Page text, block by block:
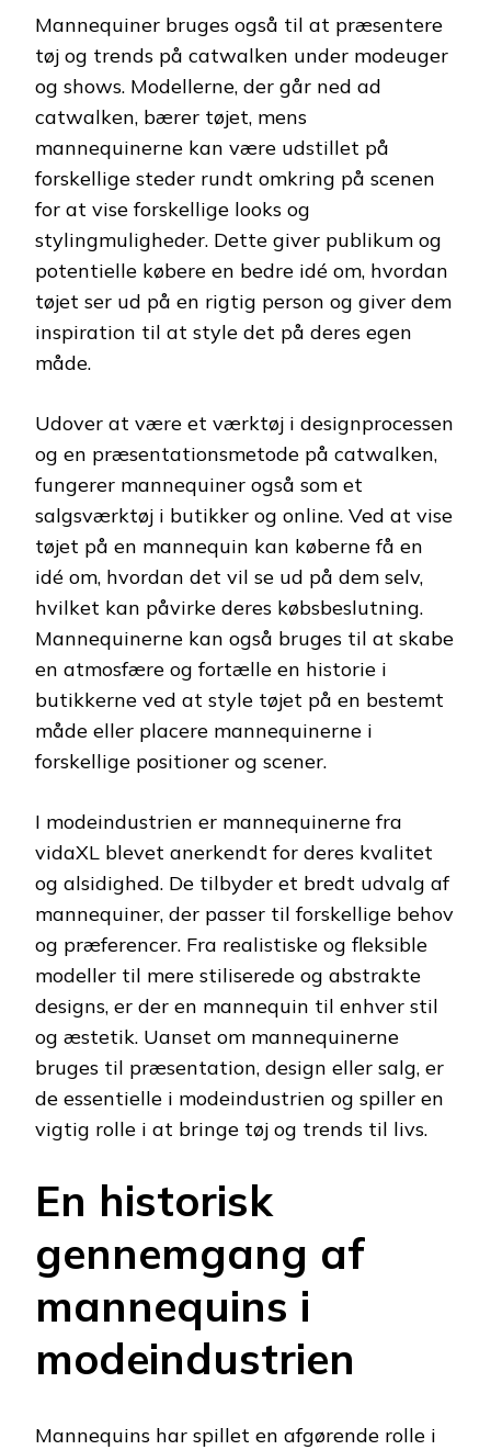
Mannequiner bruges også til at præsentere
tøj og trends på catwalken under modeuger
og shows. Modellerne, der går ned ad
catwalken, bærer tøjet, mens
mannequinerne kan være udstillet på
forskellige steder rundt omkring på scenen
for at vise forskellige looks og
stylingmuligheder. Dette giver publikum og
potentielle købere en bedre idé om, hvordan
tøjet ser ud på en rigtig person og giver dem
inspiration til at style det på deres egen
måde.
Udover at være et værktøj i designprocessen
og en præsentationsmetode på catwalken,
fungerer mannequiner også som et
salgsværktøj i butikker og online. Ved at vise
tøjet på en mannequin kan køberne få en
idé om, hvordan det vil se ud på dem selv,
hvilket kan påvirke deres købsbeslutning.
Mannequinerne kan også bruges til at skabe
en atmosfære og fortælle en historie i
butikkerne ved at style tøjet på en bestemt
måde eller placere mannequinerne i
forskellige positioner og scener.
I modeindustrien er mannequinerne fra
vidaXL blevet anerkendt for deres kvalitet
og alsidighed. De tilbyder et bredt udvalg af
mannequiner, der passer til forskellige behov
og præferencer. Fra realistiske og fleksible
modeller til mere stiliserede og abstrakte
designs, er der en mannequin til enhver stil
og æstetik. Uanset om mannequinerne
bruges til præsentation, design eller salg, er
de essentielle i modeindustrien og spiller en
vigtig rolle i at bringe tøj og trends til livs.
En historisk
gennemgang af
mannequins i
modeindustrien
Mannequins har spillet en afgørende rolle i